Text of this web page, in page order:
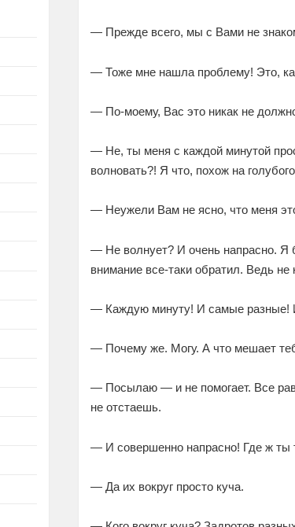
— Прежде всего, мы с Вами не
— Тоже мне нашла проблему! Это,
— По-моему, Вас это никак не
— Не, ты меня с каждой минутой
волновать?! Я что, похож на
— Неужели Вам не ясно, что меня
— Не волнует? И очень напрасно. Я
внимание все-таки обратил. Ведь
— Каждую минуту! И самые разные!
— Почему же. Могу. А что мешает
— Посылаю — и не помогает. Все
не отстаешь.
— И совершенно напрасно! Где ж ты
— Да их вокруг просто куча.